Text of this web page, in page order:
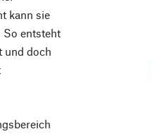
kann sie
So entsteht
und doch